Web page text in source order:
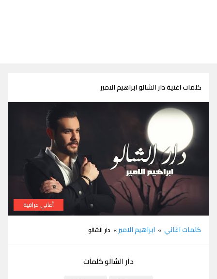
كلمات اغنية دار الشالو ابراهيم الامير
أغاني عراقية
كلمات اغاني » ابراهيم الامير» دار الشالو
دار الشالو كلمات